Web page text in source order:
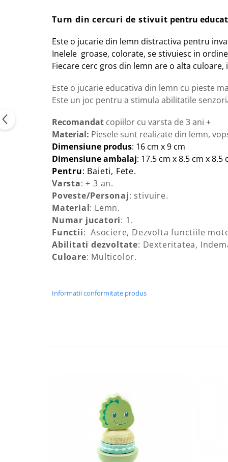
Turn din cercuri de stivuit pentru
Este o jucarie din lemn distractiva pentru
Inelele groase, colorate, se stivuiesc in
Fiecare cerc gros din lemn are o alta
Este o jucarie educativa din lemn cu pieste
Este un joc pentru a stimula abilitatile
Recomandat copiilor cu varsta de 3 ani +
Material: Piesele sunt realizate din lemn,
Dimensiune produs: 16 cm x 9 cm
Dimensiune ambalaj: 17.5 cm x 8.5 cm x 8.5
Pentru: Baieti, Fete.
Varsta: + 3 an.
Poveste/Personaj: stivuire.
Material: Lemn.
Numar jucatori: 1.
Functii: Asociere, Dezvolta functiile
Abilitati dezvoltate: Dexteritatea,
Culoare: Multicolor.
Informatii conformitate produs